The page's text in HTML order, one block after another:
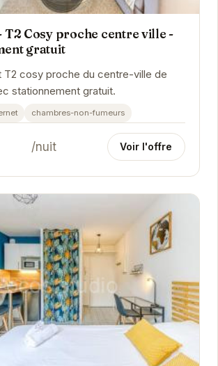
T2 Cosy proche centre ville -
gratuit
T2 cosy proche du centre-ville de
stationnement gratuit.
chambres-non-fumeurs
/nuit Voir l'offre